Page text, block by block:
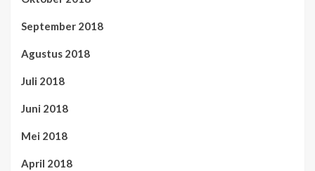
September 2018
Agustus 2018
Juli 2018
Juni 2018
Mei 2018
April 2018